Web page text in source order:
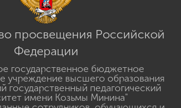
просвещения Российской
Федерации
государственное бюджетное
учреждение высшего образования
государственный педагогический
имени Козьмы Минина"